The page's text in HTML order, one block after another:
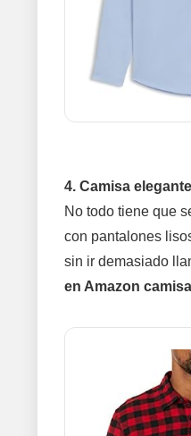
4. Camisa
No todo tiene que
con pantalones
sin ir demasiado
en Amazon